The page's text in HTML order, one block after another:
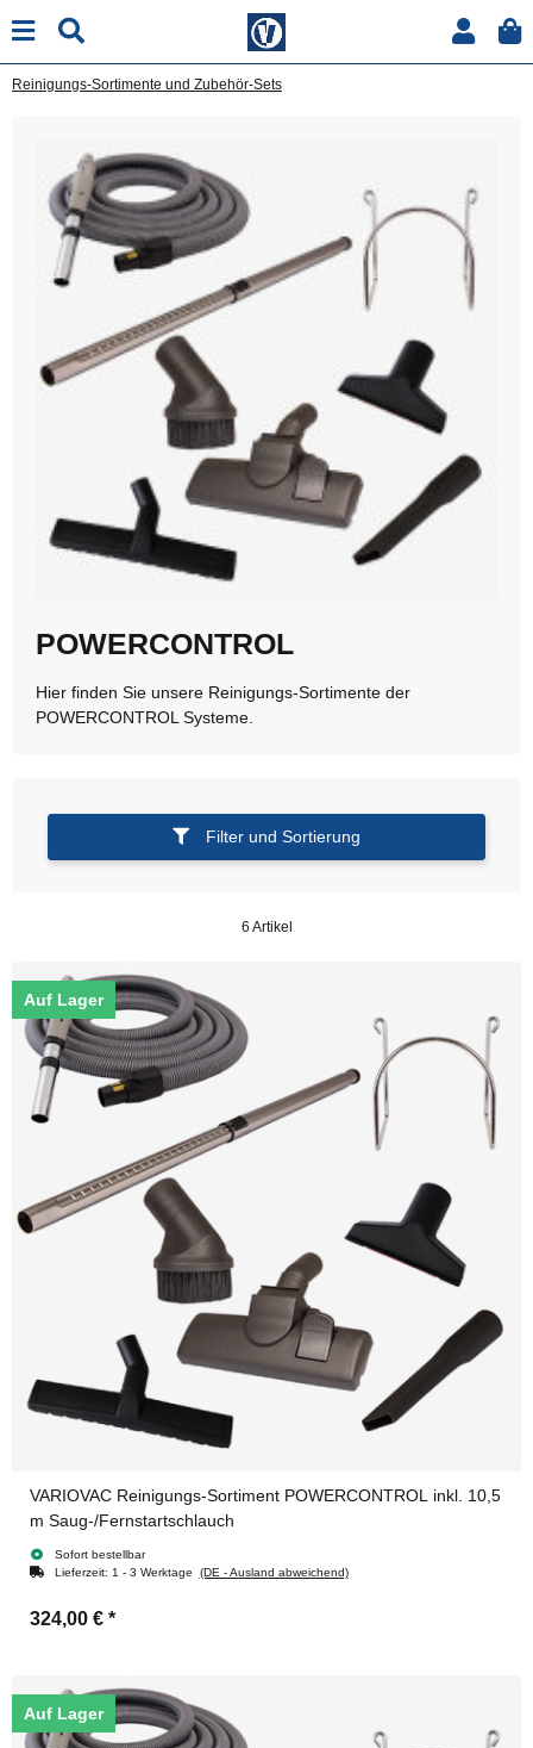
Reinigungs-Sortimente und Zubehör-Sets
POWERCONTROL
Hier finden Sie unsere Reinigungs-Sortimente der
POWERCONTROL Systeme.
Filter und Sortierung
6 Artikel
Auf Lager
VARIOVAC Reinigungs-Sortiment POWERCONTROL inkl. 10,5
m Saug-/Fernstartschlauch
Sofort bestellbar
Lieferzeit: 1 - 3 Werktage (DE - Ausland abweichend)
324,00 € *
Auf Lager